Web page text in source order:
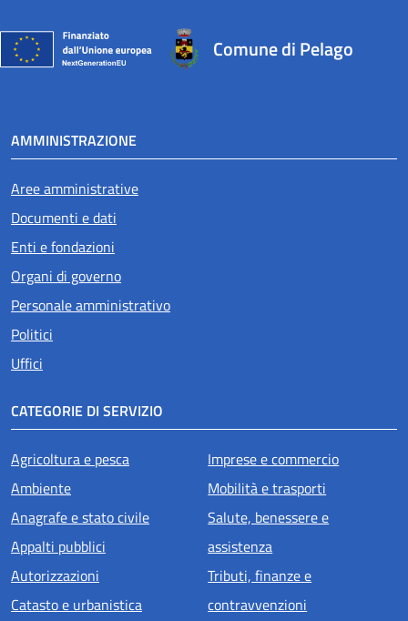
Comune di Pelago
AMMINISTRAZIONE
Aree amministrative
Documenti e dati
Enti e fondazioni
Organi di governo
Personale amministrativo
Politici
Uffici
CATEGORIE DI SERVIZIO
Agricoltura e pesca
Ambiente
Anagrafe e stato civile
Appalti pubblici
Autorizzazioni
Catasto e urbanistica
Imprese e commercio
Mobilità e trasporti
Salute, benessere e
assistenza
Tributi, finanze e
contravvenzioni